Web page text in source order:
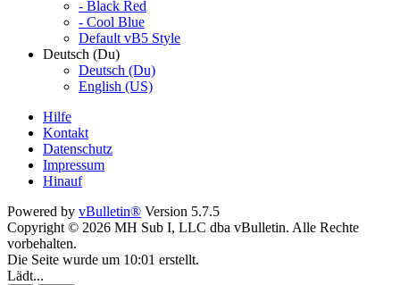
- Black Red
- Cool Blue
Default vB5 Style
Deutsch (Du)
Deutsch (Du)
English (US)
Hilfe
Kontakt
Datenschutz
Impressum
Hinauf
Powered by vBulletin® Version 5.7.5
Copyright © 2026 MH Sub I, LLC dba vBulletin. Alle Rechte
vorbehalten.
Die Seite wurde um 10:01 erstellt.
Lädt...